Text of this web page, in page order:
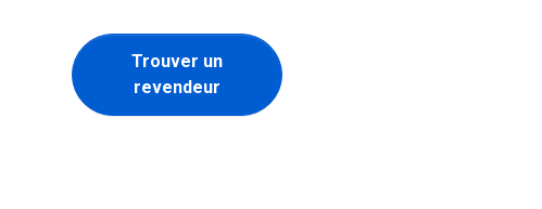
Trouver un
revendeur